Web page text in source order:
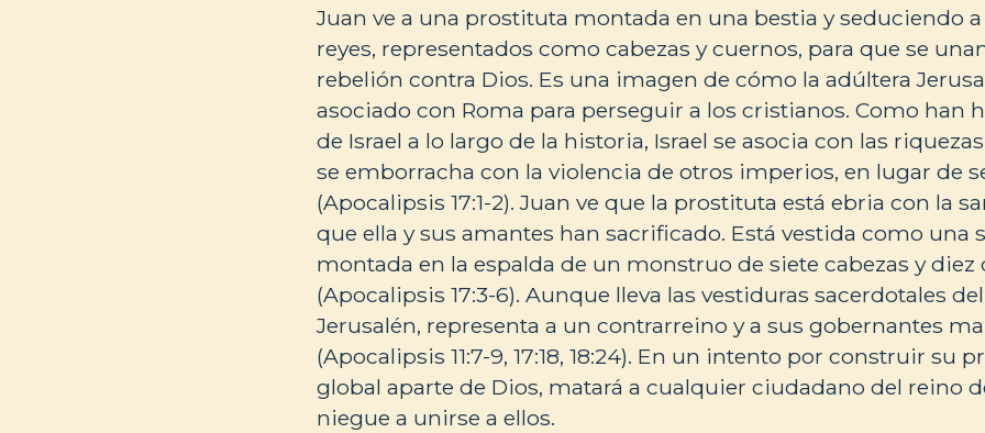
Juan ve a una prostituta montada en una bestia y seduciendo
reyes, representados como cabezas y cuernos, para que se
rebelión contra Dios. Es una imagen de cómo la adúltera
asociado con Roma para perseguir a los cristianos. Como han
de Israel a lo largo de la historia, Israel se asocia con las
se emborracha con la violencia de otros imperios, en lugar de
(Apocalipsis 17:1-2). Juan ve que la prostituta está ebria con la
que ella y sus amantes han sacrificado. Está vestida como una
montada en la espalda de un monstruo de siete cabezas y diez
(Apocalipsis 17:3-6). Aunque lleva las vestiduras sacerdotales
Jerusalén, representa a un contrarreino y a sus gobernantes
(Apocalipsis 11:7-9, 17:18, 18:24). En un intento por construir su
global aparte de Dios, matará a cualquier ciudadano del reino
niegue a unirse a ellos.